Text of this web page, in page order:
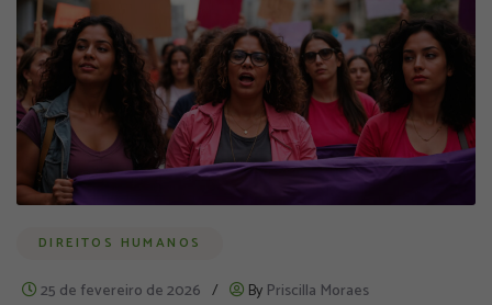
DIREITOS HUMANOS
25 de fevereiro de 2026 / By Priscilla Moraes